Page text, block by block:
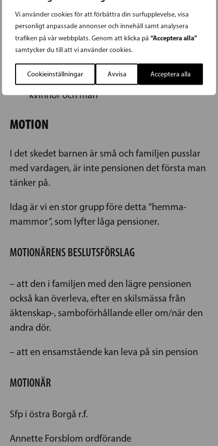
Vi använder cookies för att förbättra din surfupplevelse, visa
personligt anpassade annonser och innehåll samt analysera
trafiken på vår webbplats. Genom att klicka på “Acceptera alla”
samtycker du till att vi använder cookies.
Cookieinställningar Avvisa Acceptera alla
SFP arbetar fortsättningsvis för
att samhället ska vara jämställt, bland
annat vad gäller arbetsklimatet, lika lön och
villkor på arbetsmarknaden så att det
medför en jämn pensionsutveckling för
kvinnor och män
MOTION
I det skedet barnen är små och familjen pusslar
med vardagen, är inte pensionen det första man
tänker på.
Idag är vi en stor grupp före detta ”hemma-
mammor”, som lyfter låga pensioner.
MOTIONÄRENS BESLUTSFÖRSLAG
– att den i familjen med den lägre pensionen
också kan överleva, efter en skilsmässa från
äktenskap-, samboförhållande eller om/när den
andra dör.
– att en ensamstående kan leva på sin pension
MOTIONÄR
Sfp i östra Borgå r.f.
Annette Forsblom ordförande